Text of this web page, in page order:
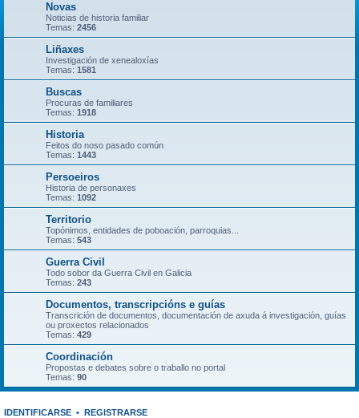
Novas
Noticias de historia familiar
Temas: 2456
Liñaxes
Investigación de xenealoxías
Temas: 1581
Buscas
Procuras de familiares
Temas: 1918
Historia
Feitos do noso pasado común
Temas: 1443
Persoeiros
Historia de personaxes
Temas: 1092
Territorio
Topónimos, entidades de poboación, parroquias...
Temas: 543
Guerra Civil
Todo sobor da Guerra Civil en Galicia
Temas: 243
Documentos, transcripcións e guías
Transcrición de documentos, documentación de axuda á investigación, guías
ou proxectos relacionados
Temas: 429
Coordinación
Propostas e debates sobre o traballo no portal
Temas: 90
IDENTIFICARSE • REGISTRARSE